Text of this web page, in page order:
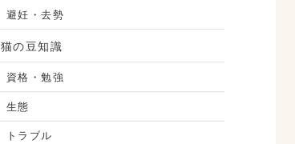
避妊・去勢
猫の豆知識
資格・勉強
生態
トラブル